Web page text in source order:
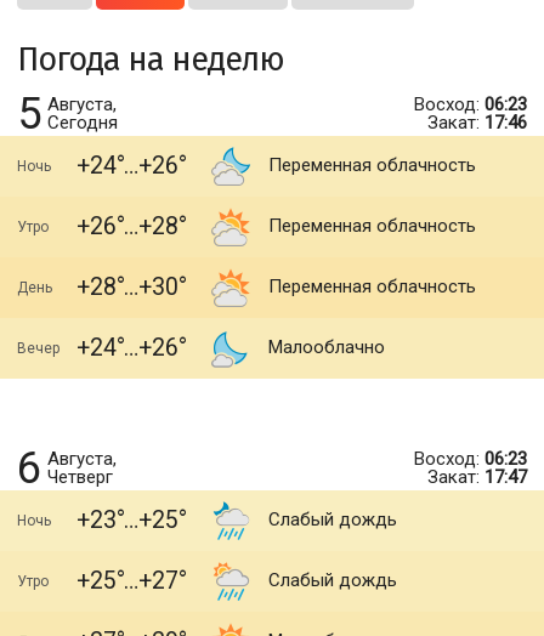
Погода на неделю
5 Августа,
Сегодня
Восход: 06:23
Закат: 17:46
Ночь +24 +26 Переменная облачность
Утро +26 +28 Переменная облачность
День +28 +30 Переменная облачность
Вечер +24 +26 Малооблачно
6 Августа,
Четверг
Восход: 06:23
Закат: 17:47
Ночь +23 +25 Слабый дождь
Утро +25 +27 Слабый дождь